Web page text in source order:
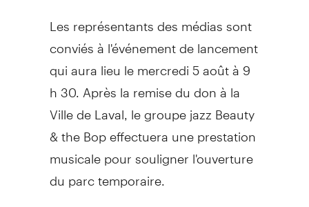
Les représentants des médias sont
conviés à l'événement de lancement
qui aura lieu le mercredi 5 août à 9
h 30. Après la remise du don à la
Ville de Laval , le groupe jazz Beauty
& the Bop effectuera une prestation
musicale pour souligner l'ouverture
du parc temporaire.